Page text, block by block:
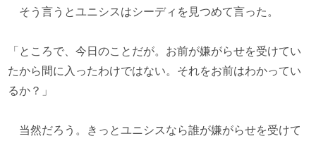
そう言うとユニシスはシーディを見つめて言った。
「ところで、今日のことだが。お前が嫌がらせを受けてい
たから間に入ったわけではない。それをお前はわかってい
るか？」
当然だろう。きっとユニシスなら誰が嫌がらせを受けて